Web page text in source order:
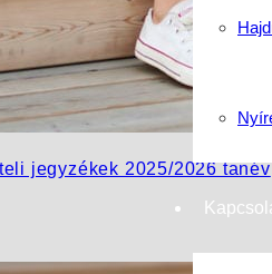
jegyzékek 2025/2026 tanév